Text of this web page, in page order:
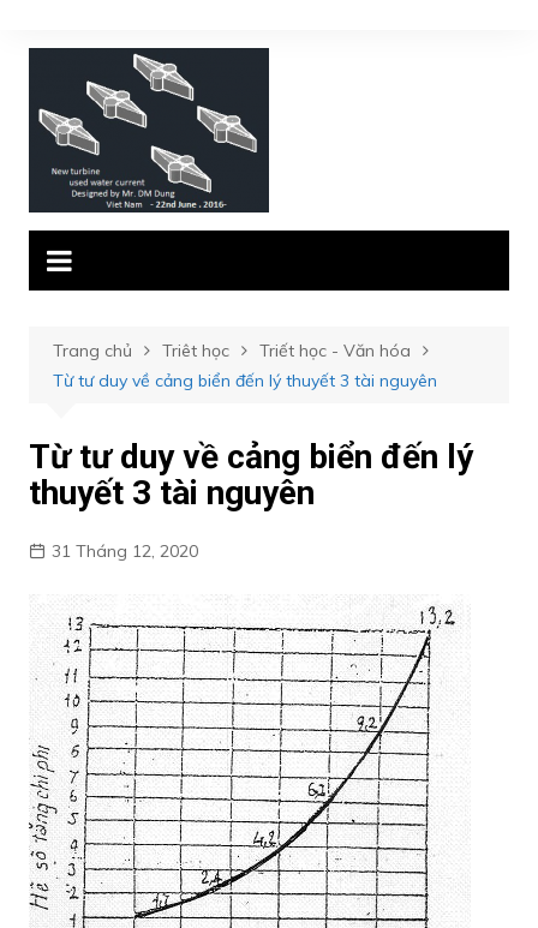
đến
Trang chủ Triêt học
Triết học - Văn hóa
Từ tư duy về cảng biển đến lý thuyết 3 tài nguyên
Từ tư duy về cảng biển đến lý
thuyết 3 tài nguyên
31 Tháng 12, 2020